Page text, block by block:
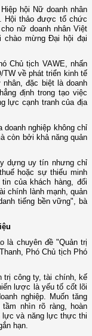
hội Nữ doanh nhân
Hội thảo được tổ chức
nữ doanh nhân Việt
chào mừng Đại hội đại
Chủ tịch VAWE, nhấn
TW về phát triển kinh tế
đặc biệt là doanh
định trong tạo việc
lực cạnh tranh của địa
doanh nghiệp không chỉ
còn bởi khả năng quản
dựng uy tín nhưng chỉ
hoặc sự thiếu minh
của khách hàng, đối
chính lành mạnh, quản
tiếng bền vững", bà
là chuyên đề "Quản trị
Phó Chủ tịch Phó
trị công ty, tài chính, kế
lược là yếu tố cốt lõi
nghiệp. Muốn tăng
nhìn rõ ràng, hoàn
lực và năng lực thực thi
hạn.